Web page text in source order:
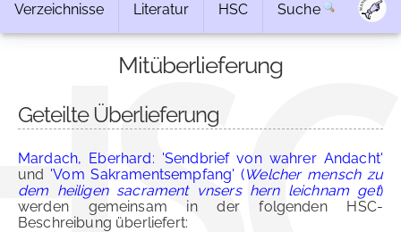
Verzeichnisse Literatur HSC Suche
Mitüberlieferung
Geteilte Überlieferung
Mardach, Eberhard: 'Sendbrief von wahrer Andacht'
und 'Vom Sakramentsempfang' (Welcher mensch zu
dem heiligen sacrament vnsers hern leichnam get)
werden gemeinsam in der folgenden HSC-
Beschreibung überliefert: